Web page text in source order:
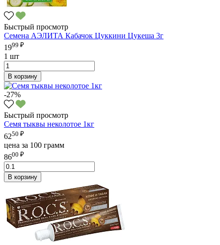
Быстрый просмотр
Семена АЭЛИТА Кабачок Цуккини Цукеша 3г
1999 ₽
1 шт
В корзину
-27%
Быстрый просмотр
Семя тыквы неколотое 1кг
6250 ₽
цена за 100 грамм
8600 ₽
В корзину